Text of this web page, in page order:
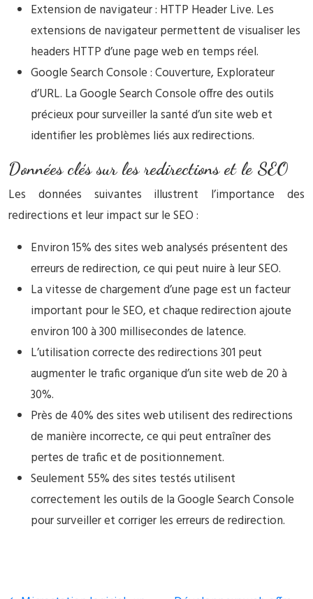
Extension de navigateur : HTTP Header Live. Les
extensions de navigateur permettent de visualiser les
headers HTTP d’une page web en temps réel.
Google Search Console : Couverture, Explorateur
d’URL. La Google Search Console offre des outils
précieux pour surveiller la santé d’un site web et
identifier les problèmes liés aux redirections.
Données clés sur les redirections et le SEO
Les données suivantes illustrent l’importance des
redirections et leur impact sur le SEO :
Environ 15% des sites web analysés présentent des
erreurs de redirection, ce qui peut nuire à leur SEO.
La vitesse de chargement d’une page est un facteur
important pour le SEO, et chaque redirection ajoute
environ 100 à 300 millisecondes de latence.
L’utilisation correcte des redirections 301 peut
augmenter le trafic organique d’un site web de 20 à
30%.
Près de 40% des sites web utilisent des redirections
de manière incorrecte, ce qui peut entraîner des
pertes de trafic et de positionnement.
Seulement 55% des sites testés utilisent
correctement les outils de la Google Search Console
pour surveiller et corriger les erreurs de redirection.